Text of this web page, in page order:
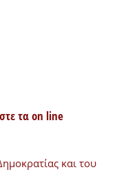
τα on line
και του